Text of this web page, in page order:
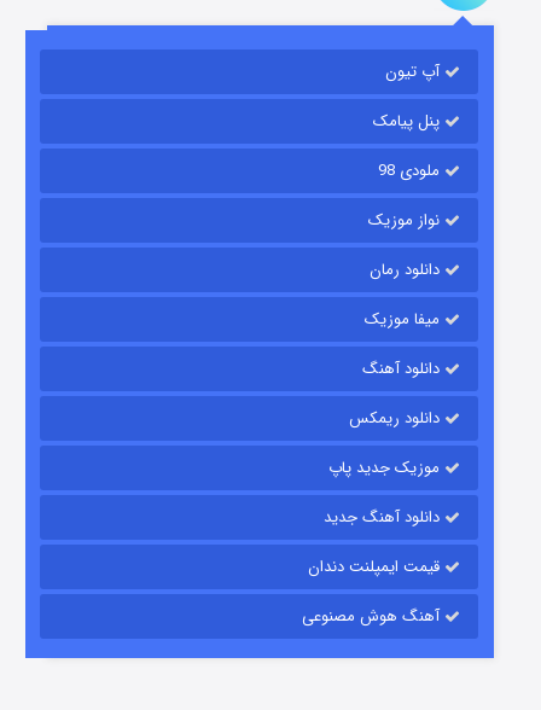
قسمت
آپ تیون
پنل پیامک
ملودی 98
نواز موزیک
دانلود رمان
میفا موزیک
دانلود آهنگ
دانلود ریمکس
موزیک جدید پاپ
دانلود آهنگ جدید
قیمت ایمپلنت دندان
آهنگ هوش مصنوعی